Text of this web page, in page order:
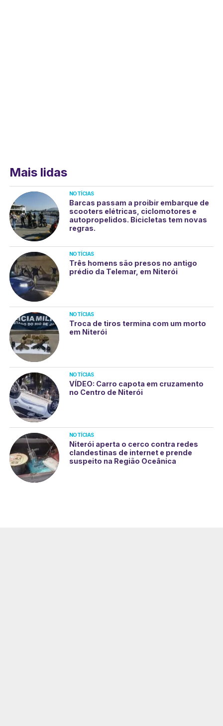
Mais lidas
NOTÍCIAS
Barcas passam a proibir embarque de
scooters elétricas, ciclomotores e
autopropelidos. Bicicletas tem novas
regras.
NOTÍCIAS
Três homens são presos no antigo
prédio da Telemar, em Niterói
NOTÍCIAS
Troca de tiros termina com um morto
em Niterói
NOTÍCIAS
VÍDEO: Carro capota em cruzamento
no Centro de Niterói
NOTÍCIAS
Niterói aperta o cerco contra redes
clandestinas de internet e prende
suspeito na Região Oceânica